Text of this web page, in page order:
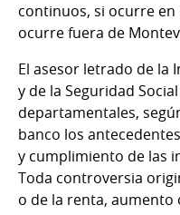
continuos, si ocurre en
ocurre fuera de
El asesor letrado de la
y de la Seguridad
departamentales,
banco los
y cumplimiento de las
Toda controversia
o de la renta, aumento